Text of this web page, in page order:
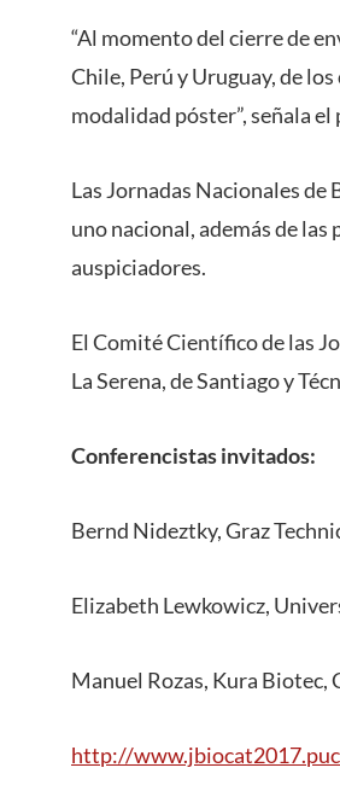
“Al momento del cierre de
Chile, Perú y Uruguay, de
modalidad póster”, señala el
Las Jornadas Nacionales
uno nacional, además de
auspiciadores.
El Comité Científico de las
La Serena, de Santiago y
Conferencistas invitados:
Bernd Nideztky, Graz
Elizabeth Lewkowicz,
Manuel Rozas, Kura Biotec,
http://